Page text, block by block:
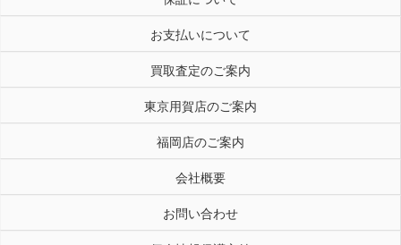
お支払いについて
買取査定のご案内
東京用賀店のご案内
福岡店のご案内
会社概要
お問い合わせ